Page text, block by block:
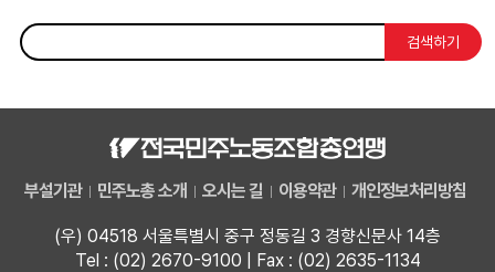
검색하기
부설기관 민주노총 소개 오시는 길 이용약관 개인정보처리방침
(우) 04518 서울특별시 중구 정동길 3 경향신문사 14층
Tel : (02) 2670-9100 | Fax : (02) 2635-1134